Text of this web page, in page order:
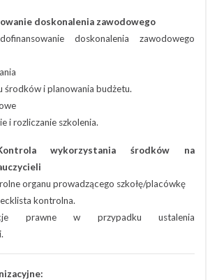
doskonalenia zawodowego
doskonalenia zawodowego
środków i planowania budżetu.
i rozliczanie szkolenia.
wykorzystania środków na
organu prowadzącego szkołę/placówkę
kontrolna.
prawne w przypadku ustalenia